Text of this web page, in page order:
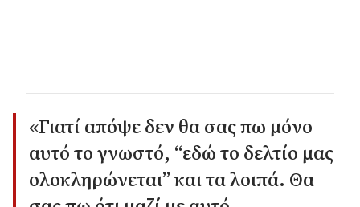
«Γιατί απόψε δεν θα σας πω μόνο
αυτό το γνωστό, “εδώ το δελτίο μας
ολοκληρώνεται” και τα λοιπά. Θα